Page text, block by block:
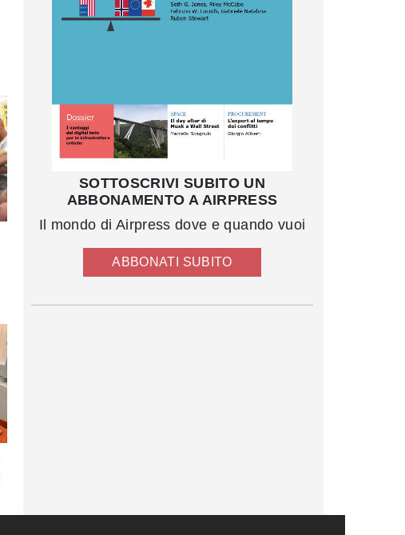
SOTTOSCRIVI SUBITO UN
ABBONAMENTO A AIRPRESS
Il mondo di Airpress dove e quando vuoi
ABBONATI SUBITO